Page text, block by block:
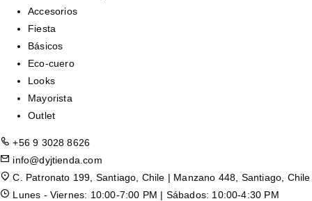
Accesorios
Fiesta
Básicos
Eco-cuero
Looks
Mayorista
Outlet
+56 9 3028 8626
info@dyjtienda.com
C. Patronato 199, Santiago, Chile | Manzano 448, Santiago, Chile
Lunes - Viernes: 10:00-7:00 PM | Sábados: 10:00-4:30 PM